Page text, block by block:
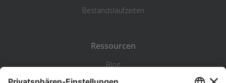
Bestandslaufzeiten
Ressourcen
Blog